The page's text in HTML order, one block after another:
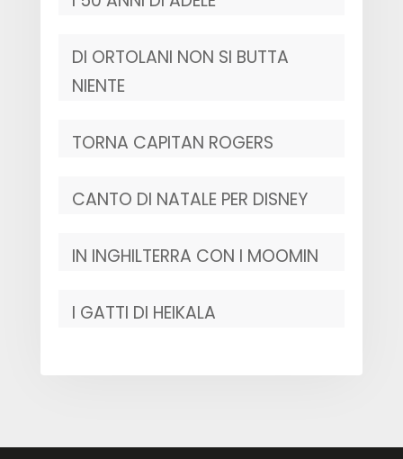
DI ORTOLANI NON SI BUTTA
NIENTE
TORNA CAPITAN ROGERS
CANTO DI NATALE PER DISNEY
IN INGHILTERRA CON I MOOMIN
I GATTI DI HEIKALA